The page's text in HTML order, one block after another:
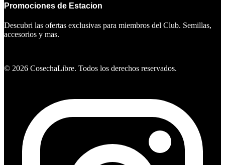
Promociones de Estacion
Descubri las ofertas exclusivas para miembros del Club. Semillas,
accesorios y mas.
© 2026 CosechaLibre. Todos los derechos reservados.